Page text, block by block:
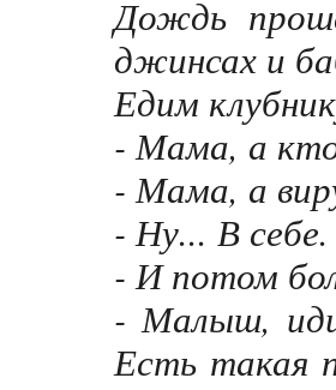
Дождь
джинсах и
Едим
- Мама, а
- Мама, а
- Ну... В себе.
- И потом
- Малыш,
Есть такая